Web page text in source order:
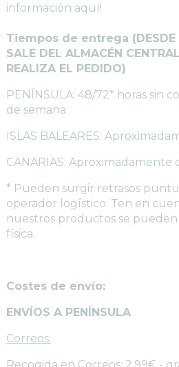
información aquí!
Tiempos de entrega (DESDE
SALE DEL ALMACÉN
REALIZA EL PEDIDO)
PENÍNSULA: 48/72* horas sin
de semana
ISLAS BALEARES:
CANARIAS: Aproximadamente
* Pueden surgir retrasos
operador logístico. Ten en
nuestros productos se
física.
Costes de envío:
ENVÍOS A PENÍNSULA
Correos: